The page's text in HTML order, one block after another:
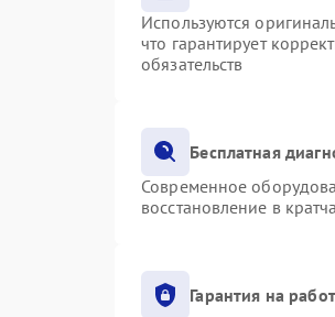
Используются
что гарантирует
обязательств
Бесплатная
Современное
восстановление в
Гарантия на